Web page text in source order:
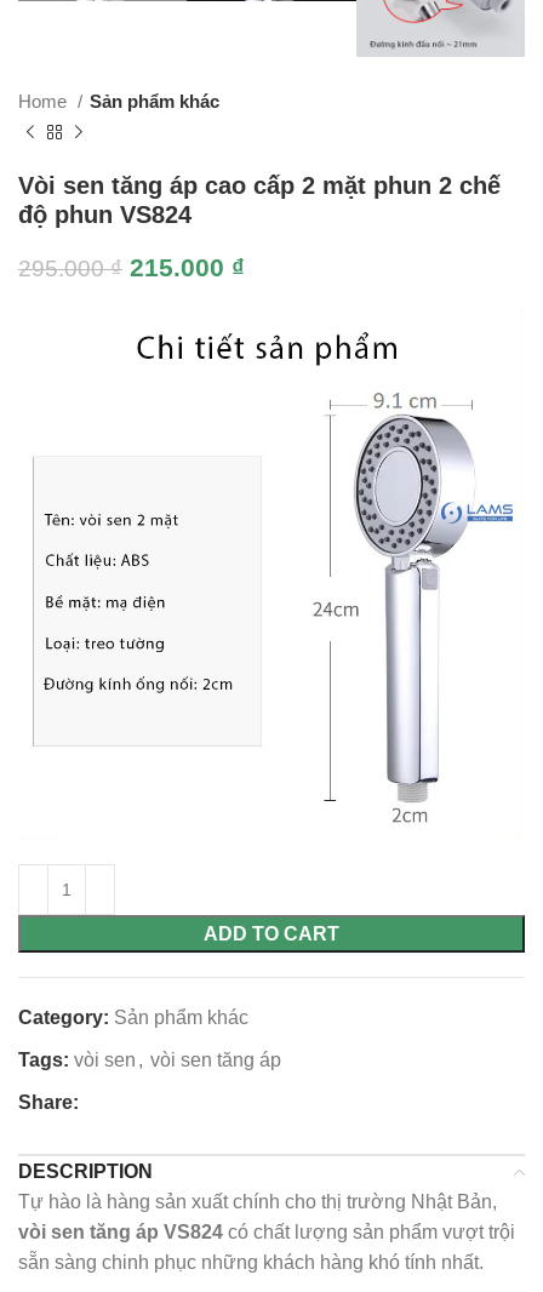
Home Sản phẩm khác
Vòi sen tăng áp cao cấp 2 mặt phun 2 chế
độ phun VS824
295.000₫ 215.000 ₫
ADD TO CART
Category: Sản phẩm khác
Tags: vòi sen , vòi sen tăng áp
Share:
DESCRIPTION
Tự hào là hàng sản xuất chính cho thị trường Nhật Bản,
vòi sen tăng áp VS824 có chất lượng sản phẩm vượt trội
sẵn sàng chinh phục những khách hàng khó tính nhất.